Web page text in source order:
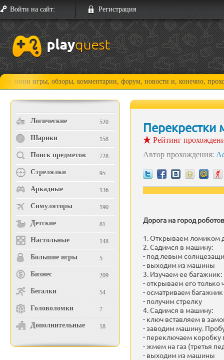
Войти на сайт: Регистрация
комментарии, форум, новости и, конечно, прохождения!
Логические 520
Шарики 158
Поиск предметов 728
Стрелялки 95
Аркадные 136
Симуляторы 190
Детские 81
Настольные 148
Большие игры 5
Бизнес 209
Бегалки 54
Головоломки 7
Дополнительные 18
Рейтинг
Автор прохождения:
Дорога на город
1. Открываем ломиком
2. Садимся в машину:
- под левым
- выходим из машины
3. Изучаем ее багажник:
- открываем его
- осматриваем
- получим стрелку
4. Садимся в машину:
- ключ вставляем в
- заводим машину.
- переключаем коробку
- жмем на газ (третья
- выходим из машины